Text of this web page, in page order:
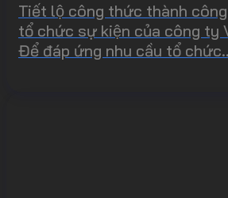
Tiết lộ công thức thành
tổ chức sự kiện của công ty
Để đáp ứng nhu cầu tổ